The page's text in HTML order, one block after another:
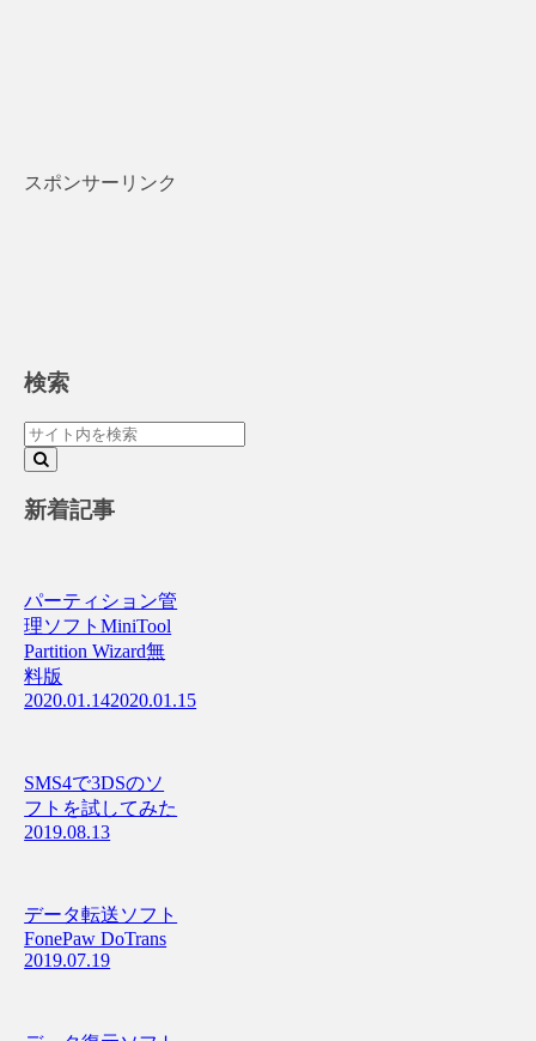
スポンサーリンク
検索
新着記事
パーティション管
理ソフトMiniTool
Partition Wizard無
料版
2020.01.142020.01.15
SMS4で3DSのソ
フトを試してみた
2019.08.13
データ転送ソフト
FonePaw DoTrans
2019.07.19